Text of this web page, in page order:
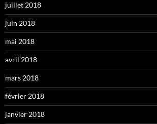
juillet 2018
juin 2018
mai 2018
avril 2018
mars 2018
février 2018
janvier 2018